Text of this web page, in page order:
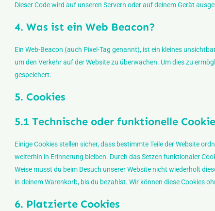
Dieser Code wird auf unseren Servern oder auf deinem Gerät
4. Was ist ein Web Beacon?
Ein Web-Beacon (auch Pixel-Tag genannt), ist ein kleines
um den Verkehr auf der Website zu überwachen. Um dies zu
gespeichert.
5. Cookies
5.1 Technische oder funktionelle
Einige Cookies stellen sicher, dass bestimmte Teile der Website
weiterhin in Erinnerung bleiben. Durch das Setzen funktionaler
Weise musst du beim Besuch unserer Website nicht wiederholt
in deinem Warenkorb, bis du bezahlst. Wir können diese Cookies
6. Platzierte Cookies